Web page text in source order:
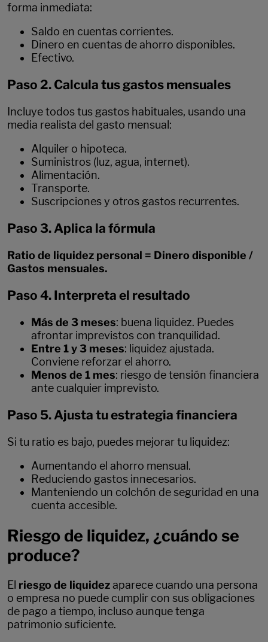
forma inmediata:
Saldo en cuentas corrientes.
Dinero en cuentas de ahorro disponibles.
Efectivo.
Paso 2. Calcula tus gastos mensuales
Incluye todos tus gastos habituales, usando una
media realista del gasto mensual:
Alquiler o hipoteca.
Suministros (luz, agua, internet).
Alimentación.
Transporte.
Suscripciones y otros gastos recurrentes.
Paso 3. Aplica la fórmula
Ratio de liquidez personal = Dinero disponible /
Gastos mensuales.
Paso 4. Interpreta el resultado
Más de 3 meses: buena liquidez. Puedes
afrontar imprevistos con tranquilidad.
Entre 1 y 3 meses: liquidez ajustada.
Conviene reforzar el ahorro.
Menos de 1 mes: riesgo de tensión financiera
ante cualquier imprevisto.
Paso 5. Ajusta tu estrategia financiera
Si tu ratio es bajo, puedes mejorar tu liquidez:
Aumentando el ahorro mensual.
Reduciendo gastos innecesarios.
Manteniendo un colchón de seguridad en una
cuenta accesible.
Riesgo de liquidez, ¿cuándo se
produce?
El riesgo de liquidezaparece cuando una persona
o empresa no puede cumplir con sus obligaciones
de pago a tiempo, incluso aunque tenga
patrimonio suficiente.